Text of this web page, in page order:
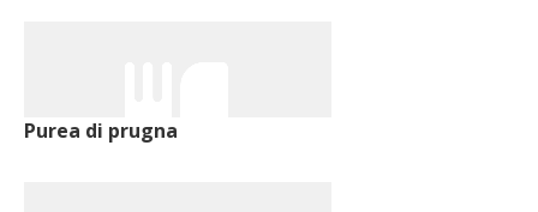
Purea di prugna